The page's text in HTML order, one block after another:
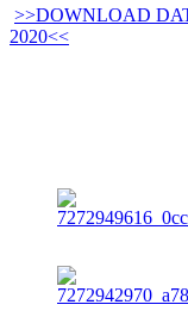
>>DOWNLOAD
2020<<